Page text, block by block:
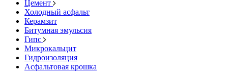
Цемент
Холодный асфальт
Керамзит
Битумная эмульсия
Гипс
Микрокальцит
Гидроизоляция
Асфальтовая крошка